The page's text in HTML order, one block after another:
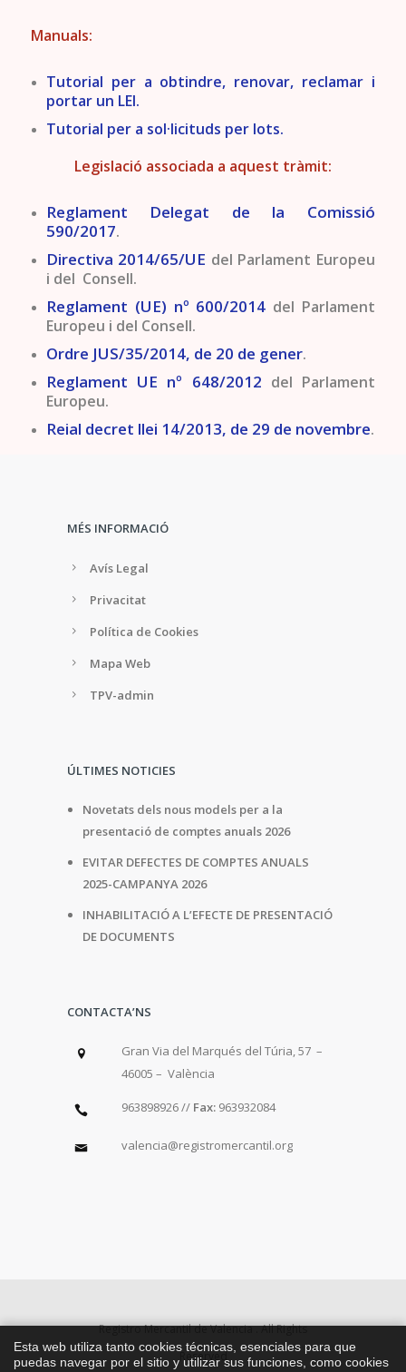
Manuals:
Tutorial per a obtindre, renovar, reclamar i
portar un LEI.
Tutorial per a sol·licituds per lots.
Legislació associada a aquest tràmit:
Reglament Delegat de la Comissió
590/2017.
Directiva 2014/65/UE del Parlament Europeu
i del Consell.
Reglament (UE) nº 600/2014 del Parlament
Europeu i del Consell.
Ordre JUS/35/2014, de 20 de gener.
Reglament UE nº 648/2012 del Parlament
Europeu.
Reial decret llei 14/2013, de 29 de novembre.
MÉS INFORMACIÓ
Avís Legal
Privacitat
Política de Cookies
Mapa Web
TPV-admin
ÚLTIMES NOTICIES
Novetats dels nous models per a la
presentació de comptes anuals 2026
EVITAR DEFECTES DE COMPTES ANUALS
2025-CAMPANYA 2026
INHABILITACIÓ A L’EFECTE DE PRESENTACIÓ
DE DOCUMENTS
CONTACTA’NS
Gran Via del Marqués del Túria, 57 –
46005 – València
963898926 // Fax: 963932084
valencia@registromercantil.org
Registro Mercantil de Valencia . All Rights
Reserved
Esta web utiliza tanto cookies técnicas, esenciales para que
puedas navegar por el sitio y utilizar sus funciones, como cookies